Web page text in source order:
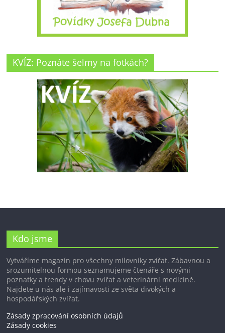
KVÍZ: Poznáte šelmy na fotkách?
Kdo jsme
Vytváříme magazín pro všechny milovníky zvířat. Zábavnou a
srozumitelnou formou seznamujeme čtenáře s novými
poznatky a trendy v chovu zvířat a veterinární medicíně.
Najdete u nás ale i zajímavosti ze světa divokých a
hospodářských zvířat.
Zásady zpracování osobních údajů
Zásady cookies